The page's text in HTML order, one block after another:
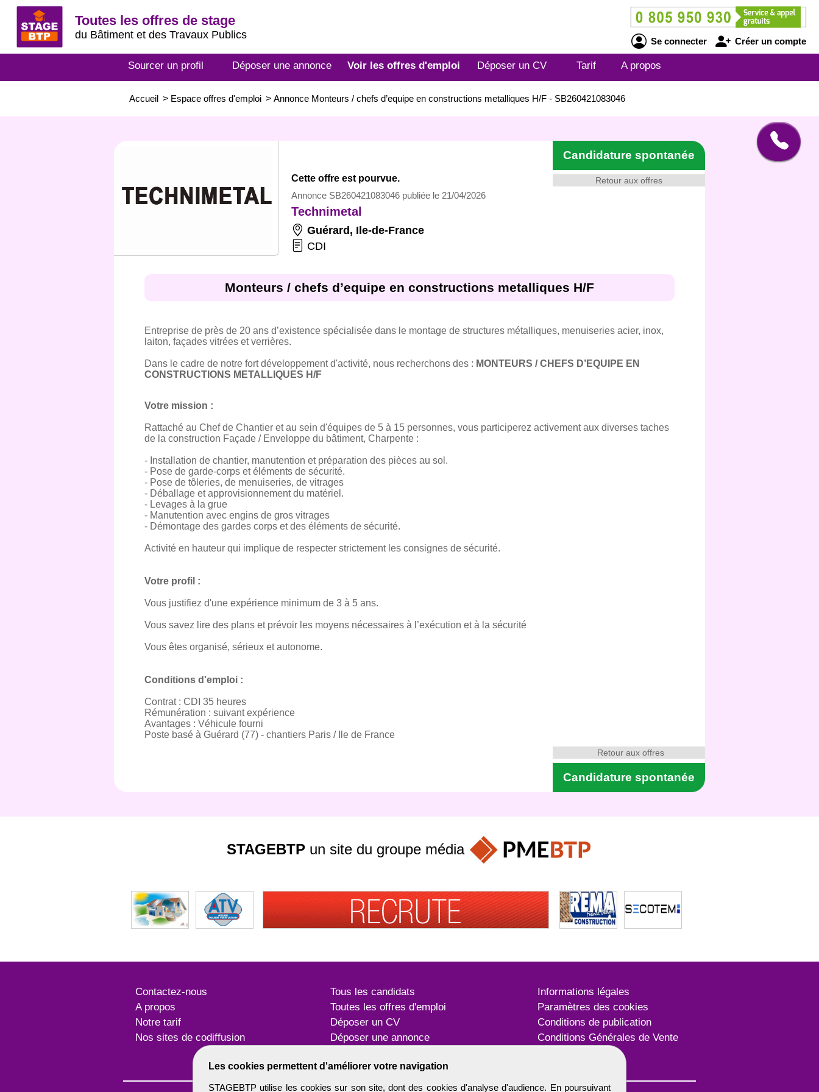
Toutes les offres de stage
du Bâtiment et des Travaux Publics
Se connecter Créer un compte
Sourcer un profil Déposer une annonce Voir les offres d'emploi Déposer un CV Tarif A propos
Accueil > Espace offres d'emploi > Annonce Monteurs / chefs d’equipe en constructions metalliques H/F - SB260421083046
Retour aux offres
Candidature spontanée
Cette offre est pourvue.
Annonce SB260421083046 publiée le 21/04/2026
Technimetal
Guérard , Ile-de-France
CDI
Monteurs / chefs d’equipe en constructions metalliques H/F
Entreprise de près de 20 ans d’existence spécialisée dans le montage de structures métalliques, menuiseries acier, inox,
laiton, façades vitrées et verrières.
Dans le cadre de notre fort développement d'activité, nous recherchons des : MONTEURS / CHEFS D’EQUIPE EN
CONSTRUCTIONS METALLIQUES H/F
Votre mission :
Rattaché au Chef de Chantier et au sein d'équipes de 5 à 15 personnes, vous participerez activement aux diverses taches
de la construction Façade / Enveloppe du bâtiment, Charpente :
- Installation de chantier, manutention et préparation des pièces au sol.
- Pose de garde-corps et éléments de sécurité.
- Pose de tôleries, de menuiseries, de vitrages
- Déballage et approvisionnement du matériel.
- Levages à la grue
- Manutention avec engins de gros vitrages
- Démontage des gardes corps et des éléments de sécurité.
Activité en hauteur qui implique de respecter strictement les consignes de sécurité.
Votre profil :
Vous justifiez d'une expérience minimum de 3 à 5 ans.
Vous savez lire des plans et prévoir les moyens nécessaires à l’exécution et à la sécurité
Vous êtes organisé, sérieux et autonome.
Conditions d'emploi :
Contrat : CDI 35 heures
Rémunération : suivant expérience
Avantages : Véhicule fourni
Poste basé à Guérard (77) - chantiers Paris / Ile de France
Candidature spontanée
Retour aux offres
Les cookies permettent d'améliorer votre navigation
STAGEBTP utilise les cookies sur son site, dont des cookies d'analyse d'audience. En poursuivant
STAGEBTP un site du groupe média
Contactez-nous
A propos
Notre tarif
Nos sites de codiffusion
Tous les candidats
Toutes les offres d'emploi
Déposer un CV
Déposer une annonce
Informations légales
Paramètres des cookies
Conditions de publication
Conditions Générales de Vente